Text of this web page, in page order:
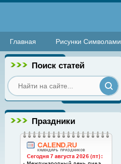
Главная Рисунки Символами
Поиск статей
Праздники